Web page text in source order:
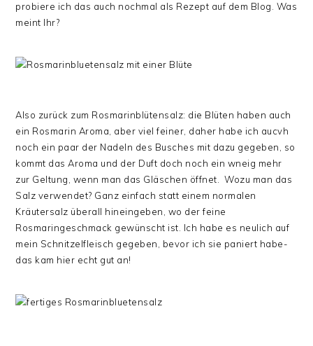
probiere ich das auch nochmal als Rezept auf dem Blog. Was
meint Ihr?
Also zurück zum Rosmarinblütensalz: die Blüten haben auch
ein Rosmarin Aroma, aber viel feiner, daher habe ich aucvh
noch ein paar der Nadeln des Busches mit dazu gegeben, so
kommt das Aroma und der Duft doch noch ein wneig mehr
zur Geltung, wenn man das Gläschen öffnet. Wozu man das
Salz verwendet? Ganz einfach statt einem normalen
Kräutersalz überall hineingeben, wo der feine
Rosmaringeschmack gewünscht ist. Ich habe es neulich auf
mein Schnitzelfleisch gegeben, bevor ich sie paniert habe-
das kam hier echt gut an!